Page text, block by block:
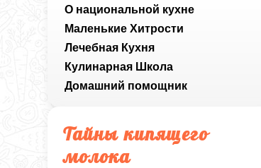
О национальной кухне
Маленькие Хитрости
Лечебная Кухня
Кулинарная Школа
Домашний помощник
Тайны кипящего
молока